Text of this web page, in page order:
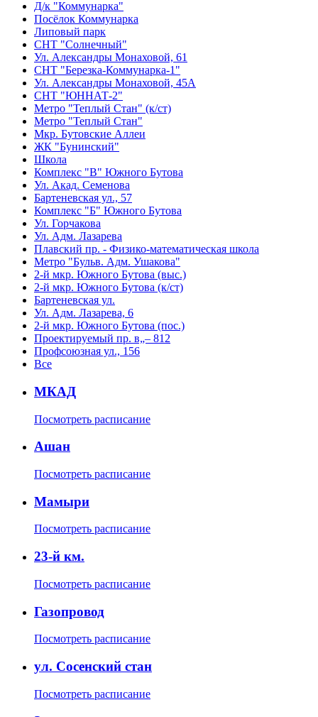
Д/к "Коммунарка"
Посёлок Коммунарка
Липовый парк
СНТ "Солнечный"
Ул. Александры Монаховой, 61
СНТ "Березка-Коммунарка-1"
Ул. Александры Монаховой, 45А
СНТ "ЮННАТ-2"
Метро "Теплый Стан" (к/ст)
Метро "Теплый Стан"
Мкр. Бутовские Аллеи
ЖК "Бунинский"
Школа
Комплекс "В" Южного Бутова
Ул. Акад. Семенова
Бартеневская ул., 57
Комплекс "Б" Южного Бутова
Ул. Горчакова
Ул. Адм. Лазарева
Плавский пр. - Физико-математическая школа
Метро "Бульв. Адм. Ушакова"
2-й мкр. Южного Бутова (выс.)
2-й мкр. Южного Бутова (к/ст)
Бартеневская ул.
Ул. Адм. Лазарева, 6
2-й мкр. Южного Бутова (пос.)
Проектируемый пр. в„– 812
Профсоюзная ул., 156
Все
МКАД
Посмотреть расписание
Ашан
Посмотреть расписание
Мамыри
Посмотреть расписание
23-й км.
Посмотреть расписание
Газопровод
Посмотреть расписание
ул. Сосенский стан
Посмотреть расписание